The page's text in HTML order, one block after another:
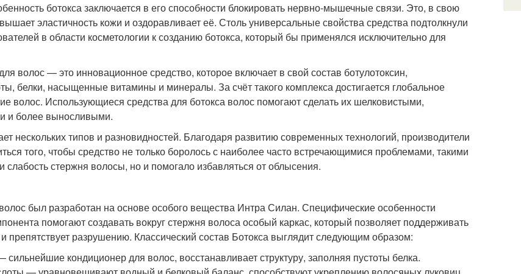
ботокса заключается в его способности блокировать нервно-мышечные связи. Это, в свою
эластичность кожи и оздоравливает её. Столь универсальные свойства средства подтолкнули
в области косметологии к созданию ботокса, который бы применялся исключительно для
волос — это инновационное средство, которое включает в свой состав ботулотоксин,
белки, насыщенные витамины и минералы. За счёт такого комплекса достигается глобальное
волос. Использующиеся средства для ботокса волос помогают сделать их шелковистыми,
и более выносливыми.
нескольких типов и разновидностей. Благодаря развитию современных технологий, производители
того, чтобы средство не только боролось с наиболее часто встречающимися проблемами, такими
и слабость стержня волосы, но и помогало избавляться от облысения.
был разработан на основе особого вещества Интра Силан. Специфические особенности
помогают создавать вокруг стержня волоса особый каркас, который позволяет поддерживать
и препятствует разрушению. Классический состав Ботокса выглядит следующим образом:
сильнейшие кондиционер для волос, восстанавливает структуру, заполняя пустоты белка.